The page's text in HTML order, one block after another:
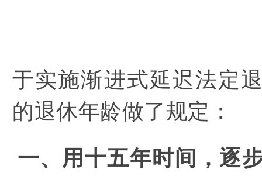
于实施渐进式延迟法定
的退休年龄做了规定：
一、用十五年时间，逐